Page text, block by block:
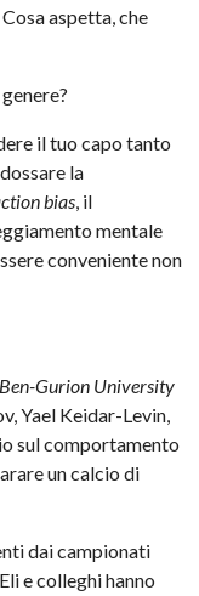
aspetta, che
il tuo capo tanto
la
bias, il
mentale
conveniente non
Ben-Gurion University
Yael Keidar-Levin,
sul comportamento
un calcio di
dai campionati
e colleghi hanno